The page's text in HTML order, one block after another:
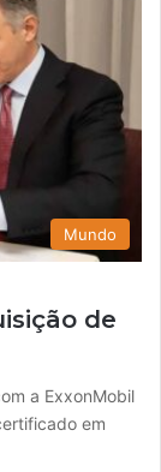
Mundo
de
a ExxonMobil
em